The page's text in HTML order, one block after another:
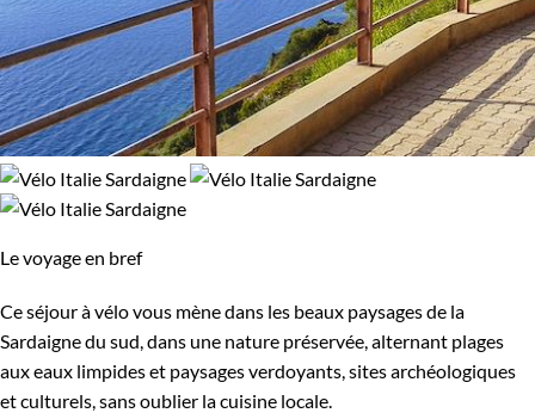
Le voyage en bref
Ce séjour à vélo vous mène dans les beaux paysages de la
Sardaigne du sud, dans une nature préservée, alternant plages
aux eaux limpides et paysages verdoyants, sites archéologiques
et culturels, sans oublier la cuisine locale.